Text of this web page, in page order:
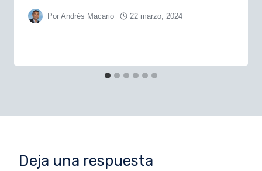
Por Andrés Macario 22 marzo, 2024
Deja una respuesta